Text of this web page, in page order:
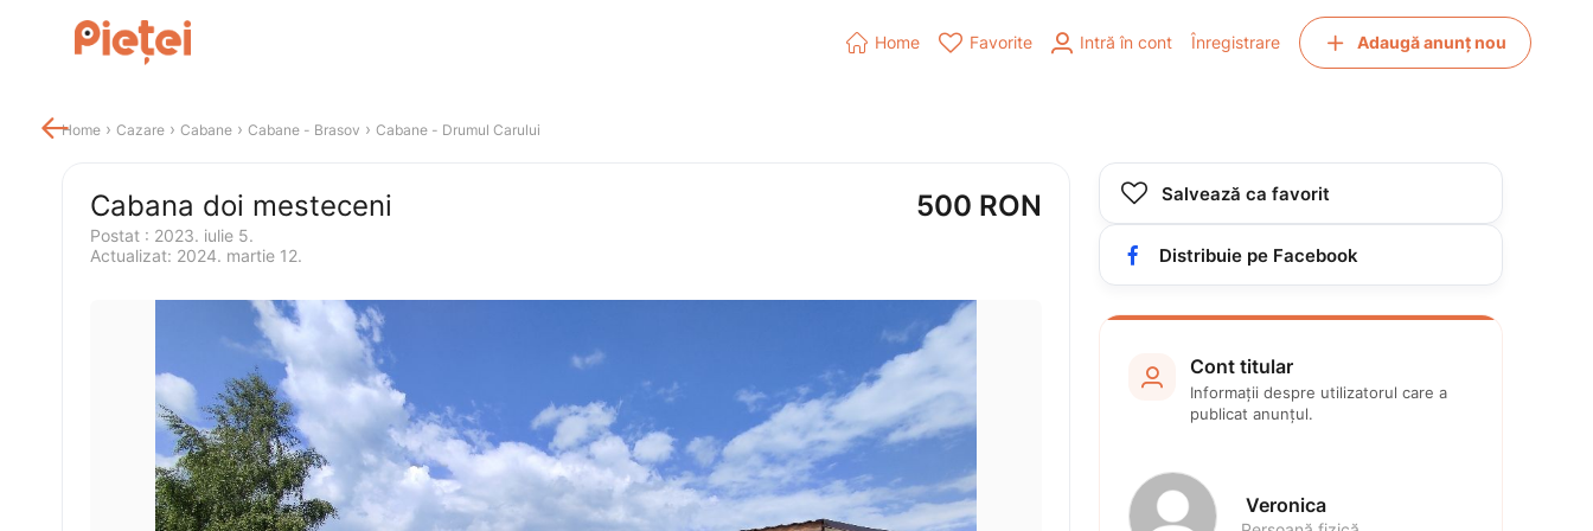
Home › Cazare › Cabane › Cabane - Brasov › Cabane - Drumul Carului
Cabana doi mesteceni 500 RON
Postat : 2023. iulie 5.
Actualizat: 2024. martie 12.
 Salvează ca favorit
 Distribuie pe Facebook
 Cont titular
Informații despre utilizatorul care a
publicat anunțul.
Veronica
 Home  Favorite  Intră în cont Înregistrare  Adaugă anunț nou